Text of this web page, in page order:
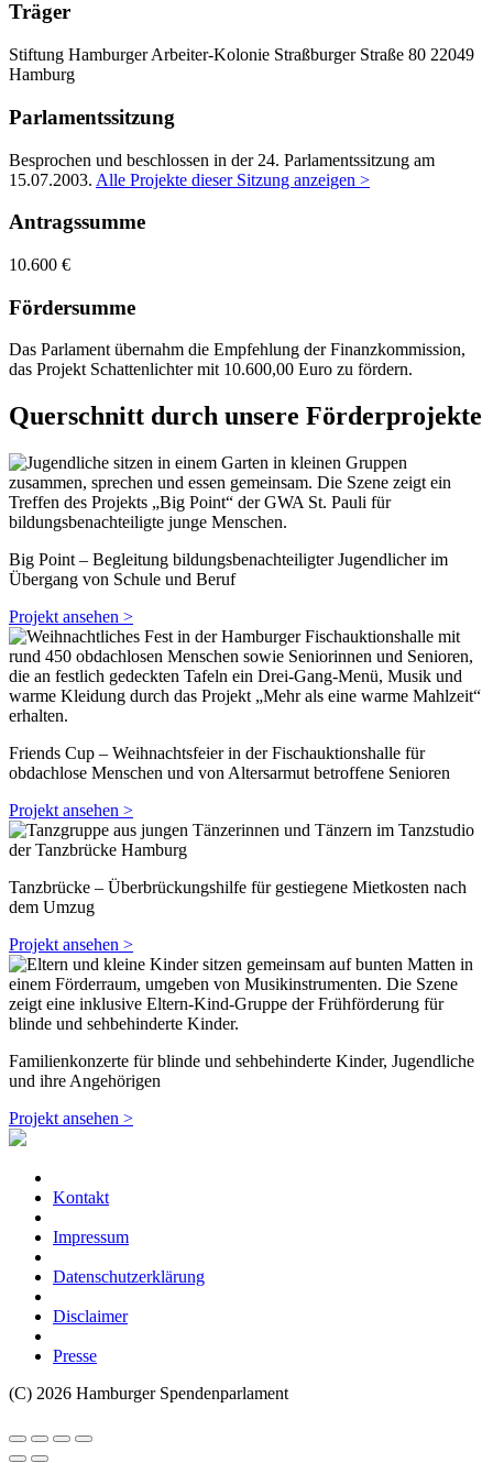
Träger
Stiftung Hamburger Arbeiter-Kolonie Straßburger Straße 80 22049
Hamburg
Parlamentssitzung
Besprochen und beschlossen in der 24. Parlamentssitzung am
15.07.2003. Alle Projekte dieser Sitzung anzeigen >
Antragssumme
10.600 €
Fördersumme
Das Parlament übernahm die Empfehlung der Finanzkommission,
das Projekt Schattenlichter mit 10.600,00 Euro zu fördern.
Querschnitt durch unsere Förderprojekte
Big Point – Begleitung bildungsbenachteiligter Jugendlicher im
Übergang von Schule und Beruf
Projekt ansehen >
Friends Cup – Weihnachtsfeier in der Fischauktionshalle für
obdachlose Menschen und von Altersarmut betroffene Senioren
Projekt ansehen >
Tanzbrücke – Überbrückungshilfe für gestiegene Mietkosten nach
dem Umzug
Projekt ansehen >
Familienkonzerte für blinde und sehbehinderte Kinder, Jugendliche
und ihre Angehörigen
Projekt ansehen >
Kontakt
Impressum
Datenschutzerklärung
Disclaimer
Presse
(C) 2026 Hamburger Spendenparlament